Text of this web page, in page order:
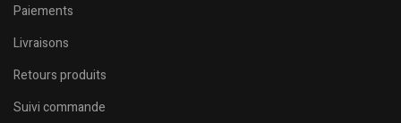
Paiements
Livraisons
Retours produits
Suivi commande